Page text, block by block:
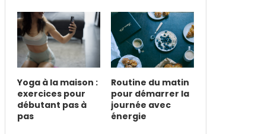
Yoga à la maison :
exercices pour
débutant pas à
pas
Routine du matin
pour démarrer la
journée avec
énergie